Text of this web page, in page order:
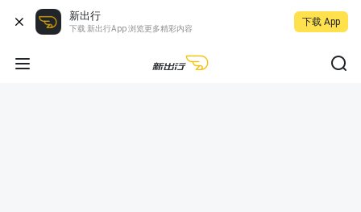
新出行
下载 新出行App 浏览更多精彩内容
下载 App